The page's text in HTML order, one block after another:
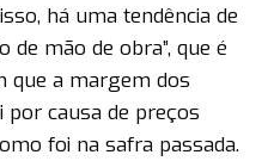
há uma tendência de
de mão de obra”, que é
que a margem dos
causa de preços
foi na safra passada.